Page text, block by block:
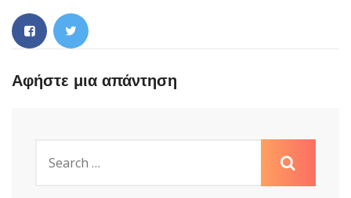
Αφήστε μια απάντηση